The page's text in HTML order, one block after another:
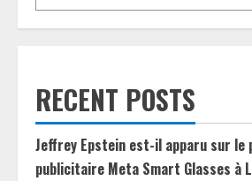
RECENT POSTS
Jeffrey Epstein est-il apparu sur le
publicitaire Meta Smart Glasses à